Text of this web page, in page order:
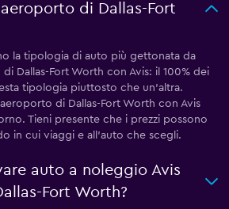
di Dallas-Fort
la tipologia di auto più gettonata da
Dallas-Fort Worth con Avis: il 100% dei
tipologia piuttosto che un'altra.
di Dallas-Fort Worth con Avis
Tieni presente che i prezzi possono
in cui viaggi e all'auto che scegli.
auto a noleggio Avis
Fort Worth?